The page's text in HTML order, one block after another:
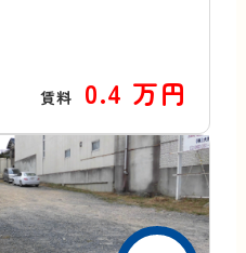
賃料 0.4 万円